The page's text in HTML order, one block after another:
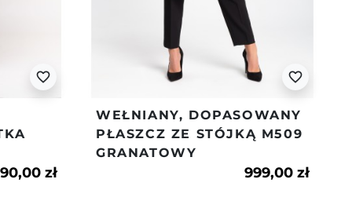
będzie naruszony - nie będzie spełniał
i zwrotów znajdziesz w naszym
favorite_border
zł
favorite_border
WEŁNIANY, DOPASOWANY
PŁASZCZ ZE STÓJKĄ M509
GRANATOWY
999,00 zł